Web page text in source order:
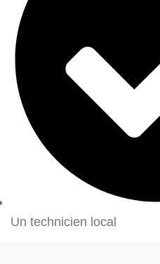
Un technicien local